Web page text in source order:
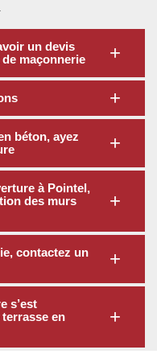
un devis
maçonnerie
béton, ayez
à Pointel,
des murs
contactez un
s’est
en